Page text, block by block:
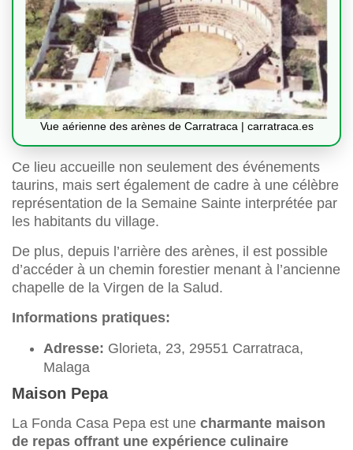
Vue aérienne des arènes de Carratraca | carratraca.es
Ce lieu accueille non seulement des événements
taurins, mais sert également de cadre à une célèbre
représentation de la Semaine Sainte interprétée par
les habitants du village.
De plus, depuis l’arrière des arènes, il est possible
d’accéder à un chemin forestier menant à l’ancienne
chapelle de la Virgen de la Salud.
Informations pratiques:
Adresse: Glorieta, 23, 29551 Carratraca,
Malaga
Maison Pepa
La Fonda Casa Pepa est une charmante maison
de repas offrant une expérience culinaire